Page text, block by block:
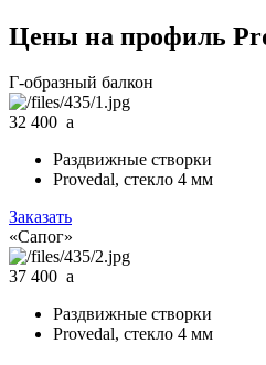
Цены на профиль
Г-образный балкон
32 400 a
Раздвижные створки
Provedal, стекло 4 мм
Заказать
«Сапог»
37 400 a
Раздвижные створки
Provedal, стекло 4 мм